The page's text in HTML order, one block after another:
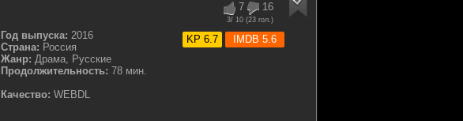
7 16
3/ 10 (23 гол.)
KP 6.7 IMDB 5.6
Год выпуска: 2016
Страна: Россия
Жанр: Драма, Русские
Продолжительность: 78 мин.
Качество: WEBDL